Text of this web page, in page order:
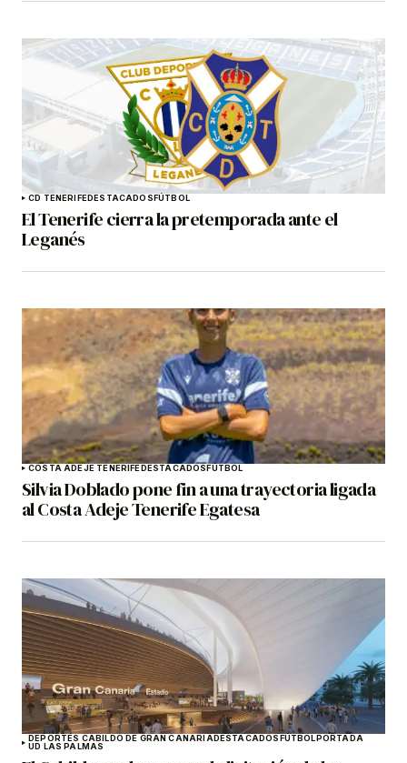
CD TENERIFEDESTACADOSFÚTBOL
El Tenerife cierra la pretemporada ante el
Leganés
COSTA ADEJE TENERIFEDESTACADOSFÚTBOL
Silvia Doblado pone fin a una trayectoria ligada
al Costa Adeje Tenerife Egatesa
DEPORTES CABILDO DE GRAN CANARIADESTACADOSFÚTBOLPORTADA
UD LAS PALMAS